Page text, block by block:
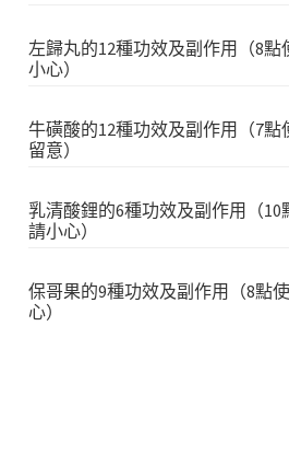
左歸丸的12種功效及副作用（8點
小心）
牛磺酸的12種功效及副作用（7點
留意）
乳清酸鋰的6種功效及副作用（10
請小心）
保哥果的9種功效及副作用（8點
心）